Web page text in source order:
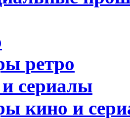
ретро
сериалы
кино и